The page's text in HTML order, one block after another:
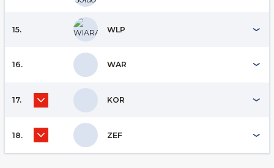
15. WLP
16. WAR
17. KOR
18. ZEF